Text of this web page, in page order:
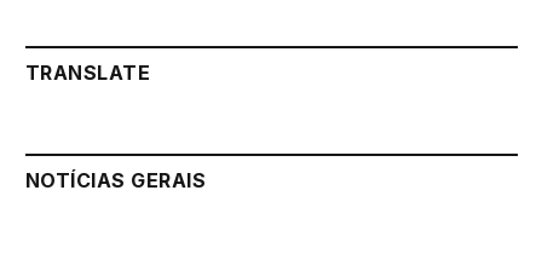
TRANSLATE
NOTÍCIAS GERAIS